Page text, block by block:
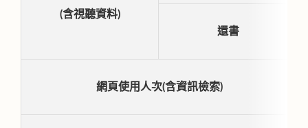
(含視聽資料)
還書
網頁使用人次(含資訊檢索)